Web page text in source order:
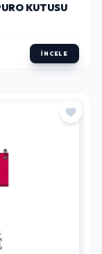
KUTUSU
İNCELE